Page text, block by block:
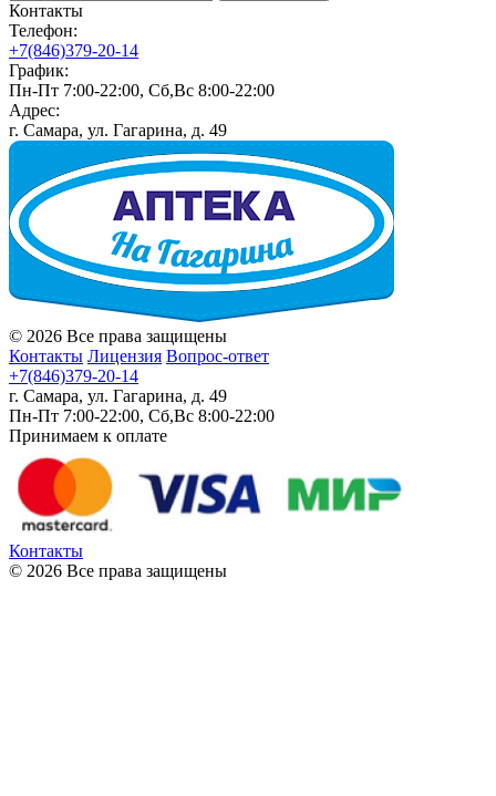
Контакты
Телефон:
+7(846)379-20-14
График:
Пн-Пт 7:00-22:00, Сб,Вс 8:00-22:00
Адрес:
г. Самара, ул. Гагарина, д. 49
© 2026 Все права защищены
Контакты Лицензия Вопрос-ответ
+7(846)379-20-14
г. Самара, ул. Гагарина, д. 49
Пн-Пт 7:00-22:00, Сб,Вс 8:00-22:00
Принимаем к оплате
Контакты
© 2026 Все права защищены